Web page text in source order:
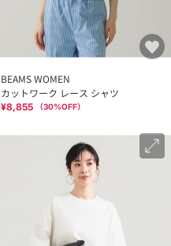
BEAMS WOMEN
カットワーク レース シャツ
¥8,855 （30%OFF）